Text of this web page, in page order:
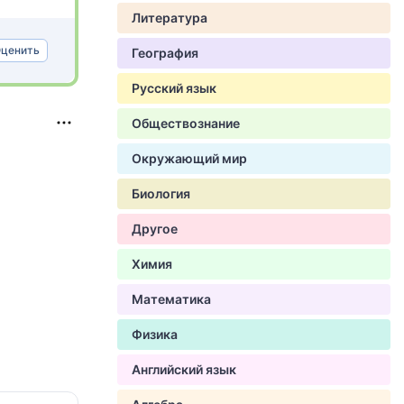
Литература
География
Русский язык
Обществознание
Окружающий мир
Биология
Другое
Химия
Математика
Физика
Английский язык